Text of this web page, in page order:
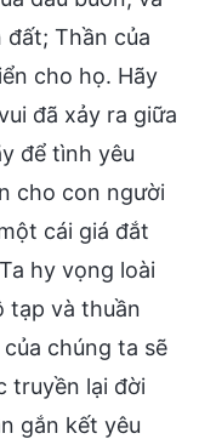
đất; Thần của
cho họ. Hãy
đã xảy ra giữa
để tình yêu
cho con người
cái giá đắt
hy vọng loài
tạp và thuần
chúng ta sẽ
truyền lại đời
gắn kết yêu